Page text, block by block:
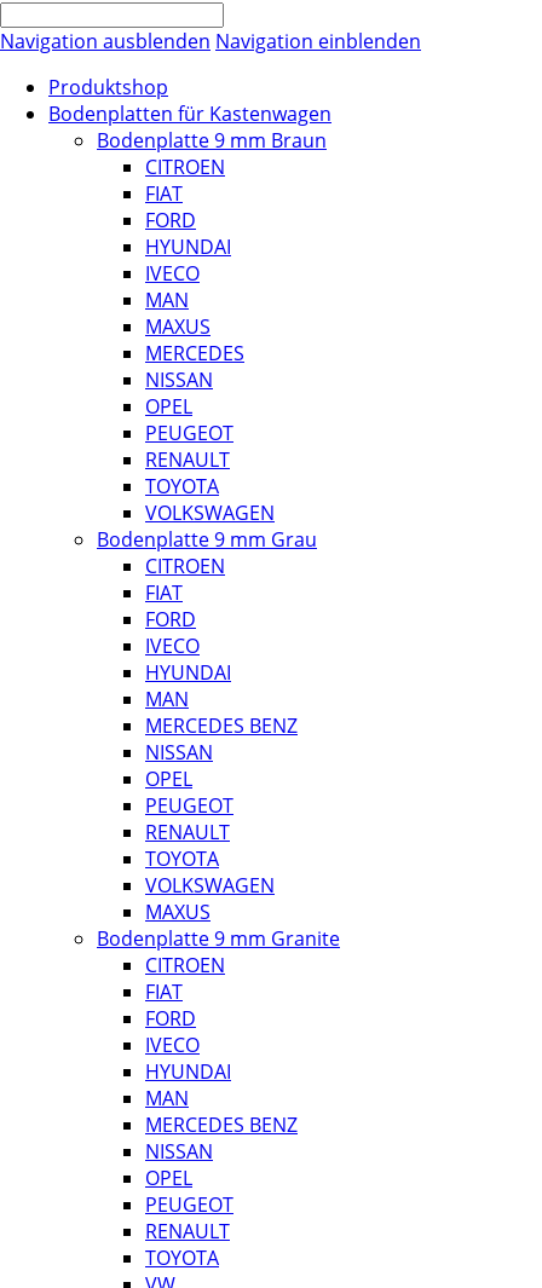
Navigation ausblenden Navigation einblenden
Produktshop
Bodenplatten für Kastenwagen
Bodenplatte 9 mm Braun
CITROEN
FIAT
FORD
HYUNDAI
IVECO
MAN
MAXUS
MERCEDES
NISSAN
OPEL
PEUGEOT
RENAULT
TOYOTA
VOLKSWAGEN
Bodenplatte 9 mm Grau
CITROEN
FIAT
FORD
IVECO
HYUNDAI
MAN
MERCEDES BENZ
NISSAN
OPEL
PEUGEOT
RENAULT
TOYOTA
VOLKSWAGEN
MAXUS
Bodenplatte 9 mm Granite
CITROEN
FIAT
FORD
IVECO
HYUNDAI
MAN
MERCEDES BENZ
NISSAN
OPEL
PEUGEOT
RENAULT
TOYOTA